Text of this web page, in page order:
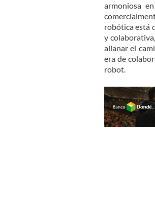
armoniosa
robótica está
y
allanar el
era de
robot.